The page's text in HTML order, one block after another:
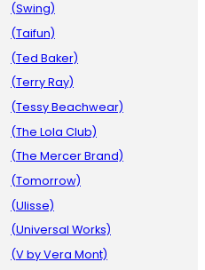
(Swing)
(Taifun)
(Ted Baker)
(Terry Ray)
(Tessy Beachwear)
(The Lola Club)
(The Mercer Brand)
(Tomorrow)
(Ulisse)
(Universal Works)
(V by Vera Mont)